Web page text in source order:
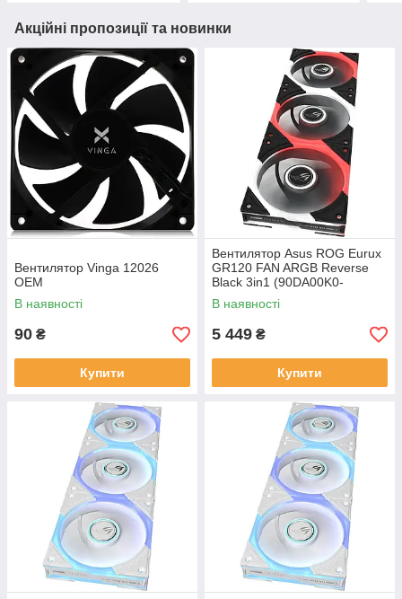
Акційні пропозиції та новинки
Вентилятор Vinga 12026
OEM
В наявності
90 ₴
Купити
Вентилятор Asus ROG Eurux
GR120 FAN ARGB Reverse
Black 3in1 (90DA00K0-
B09020)
В наявності
5 449 ₴
Купити